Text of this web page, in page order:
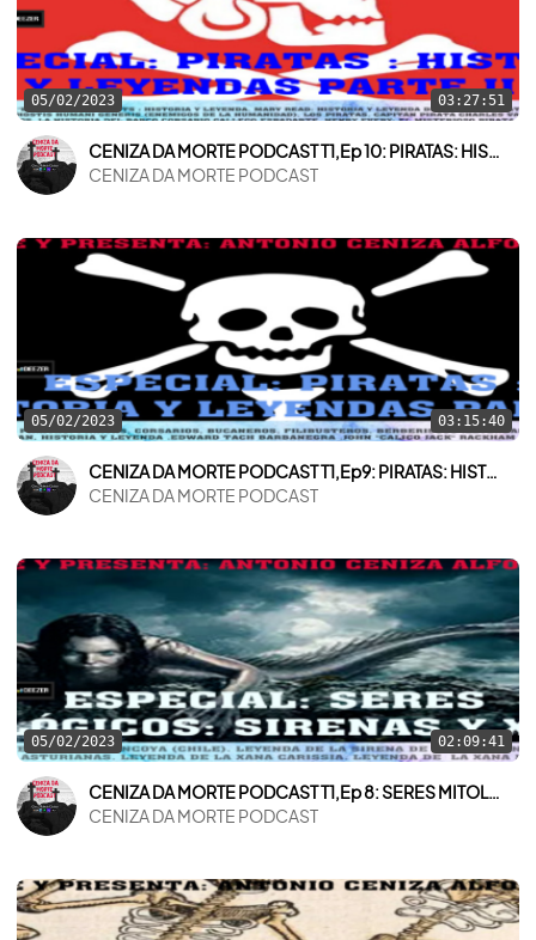
05/02/2023 03:27:51
CENIZA DA MORTE PODCAST T1,Ep 10: PIRATAS: HISTORIA Y LEYENDAS PARTE II
CENIZA DA MORTE PODCAST
05/02/2023 03:15:40
CENIZA DA MORTE PODCAST T1,Ep9: PIRATAS: HISTORIA Y LEYENDAS PARTE I
CENIZA DA MORTE PODCAST
05/02/2023 02:09:41
CENIZA DA MORTE PODCAST T1,Ep 8: SERES MITOLOGICOS: SIRENAS Y XANAS
CENIZA DA MORTE PODCAST